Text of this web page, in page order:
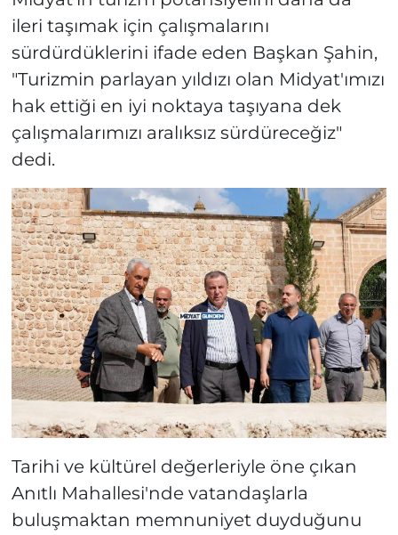
ileri taşımak için çalışmalarını
sürdürdüklerini ifade eden Başkan Şahin,
"Turizmin parlayan yıldızı olan Midyat'ımızı
hak ettiği en iyi noktaya taşıyana dek
çalışmalarımızı aralıksız sürdüreceğiz"
dedi.
Tarihi ve kültürel değerleriyle öne çıkan
Anıtlı Mahallesi'nde vatandaşlarla
buluşmaktan memnuniyet duyduğunu